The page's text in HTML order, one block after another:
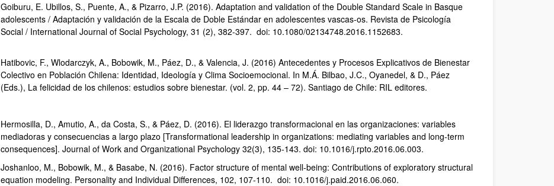
Goiburu, E. Ubillos, S., Puente, A., & Pizarro, J.P. (2016). Adaptation and validation of the Double Standard Scale in Basque
adolescents / Adaptación y validación de la Escala de Doble Estándar en adolescentes vascas-os. Revista de Psicología
Social / International Journal of Social Psychology, 31 (2), 382-397. doi: 10.1080/02134748.2016.1152683.
Hatibovic, F., Wlodarczyk, A., Bobowik, M., Páez, D., & Valencia, J. (2016) Antecedentes y Procesos Explicativos de Bienestar
Colectivo en Población Chilena: Identidad, Ideología y Clima Socioemocional. In M.Á. Bilbao, J.C., Oyanedel, & D., Páez
(Eds.), La felicidad de los chilenos: estudios sobre bienestar. (vol. 2, pp. 44 – 72). Santiago de Chile: RIL editores.
Hermosilla, D., Amutio, A., da Costa, S., & Páez, D. (2016). El liderazgo transformacional en las organizaciones: variables
mediadoras y consecuencias a largo plazo [Transformational leadership in organizations: mediating variables and long-term
consequences]. Journal of Work and Organizational Psychology 32(3), 135-143. doi: 10.1016/j.rpto.2016.06.003.
Joshanloo, M., Bobowik, M., & Basabe, N. (2016). Factor structure of mental well-being: Contributions of exploratory structural
equation modeling. Personality and Individual Differences, 102, 107-110. doi: 10.1016/j.paid.2016.06.060.